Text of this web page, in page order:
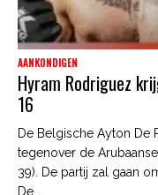
AANKONDIGEN
Hyram Rodriguez
16
De Belgische Ayton De
tegenover de
39). De partij zal gaan
De...